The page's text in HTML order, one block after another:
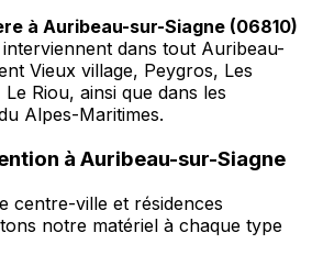
à Auribeau-sur-Siagne (06810)
dans tout Auribeau-
Vieux village, Peygros, Les
Riou, ainsi que dans les
Alpes-Maritimes.
à Auribeau-sur-Siagne
centre-ville et résidences
notre matériel à chaque type